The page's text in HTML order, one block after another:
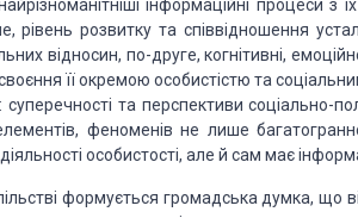
інформаційні процеси з
рівень розвитку та співвідношення
відносин, по-друге, когнітивні,
її окремою особистістю та
суперечності та перспективи соціально-
феноменів не лише
діяльності особистості, але й сам має
формується громадська думка, що